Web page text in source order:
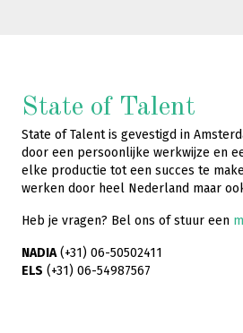
State of Talent
State of Talent is gevestigd in
door een persoonlijke werkwijze en
elke productie tot een succes te
werken door heel Nederland maar
Heb je vragen? Bel ons of stuur een
NADIA(+31) 06-50502411
ELS (+31) 06-54987567